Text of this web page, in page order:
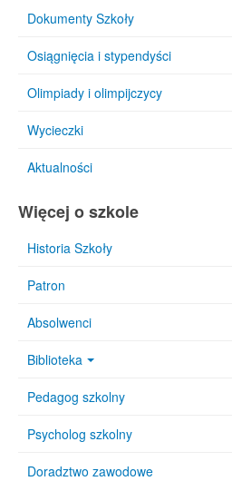
Dokumenty Szkoły
Osiągnięcia i stypendyści
Olimpiady i olimpijczycy
Wycieczki
Aktualności
Więcej o szkole
Historia Szkoły
Patron
Absolwenci
Biblioteka
Pedagog szkolny
Psycholog szkolny
Doradztwo zawodowe